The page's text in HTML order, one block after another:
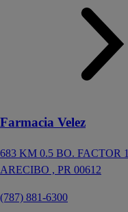
Farmacia Velez
683 KM 0.5 BO. FACTOR 1
ARECIBO , PR 00612
(787) 881-6300